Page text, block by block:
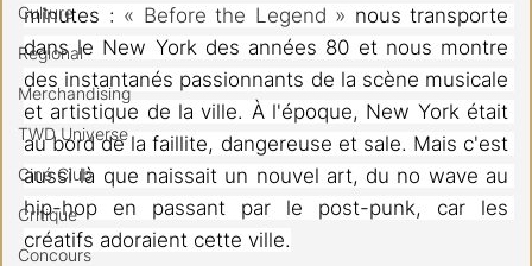
Culture
Régional
Merchandising
TWD Universe
Ciné Club
Critique
Concours
minutes : « Before the Legend » nous transporte
dans le New York des années 80 et nous montre
des instantanés passionnants de la scène musicale
et artistique de la ville. À l'époque, New York était
au bord de la faillite, dangereuse et sale. Mais c'est
aussi là que naissait un nouvel art, du no wave au
hip-hop en passant par le post-punk, car les
créatifs adoraient cette ville.